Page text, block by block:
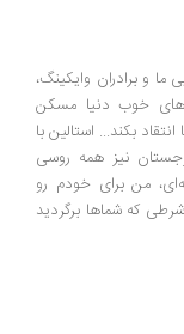
وایکینگ،
دنیا مسکن
استالین با
همه روسی
برای خودم رو
شماها برگردید